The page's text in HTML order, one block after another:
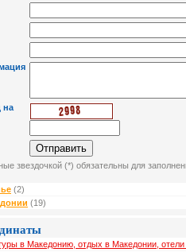
на
звездочкой (*) обязательны для
(2)
(19)
в Македонию, отдых в Македонии,